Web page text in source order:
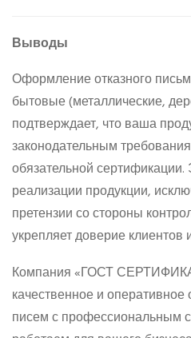
Выводы
Оформление отказного
бытовые (металлические,
подтверждает, что ваша
законодательным
обязательной
реализации продукции,
претензии со стороны
укрепляет доверие клиентов
Компания «ГОСТ
качественное и
писем с профессиональным